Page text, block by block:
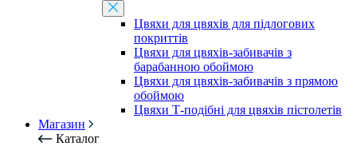
Цвяхи для цвяхів для підлогових
покриттів
Цвяхи для цвяхів-забивачів з
барабанною обоймою
Цвяхи для цвяхів-забивачів з прямою
обоймою
Цвяхи Т-подібні для цвяхів пістолетів
Магазин
Каталог